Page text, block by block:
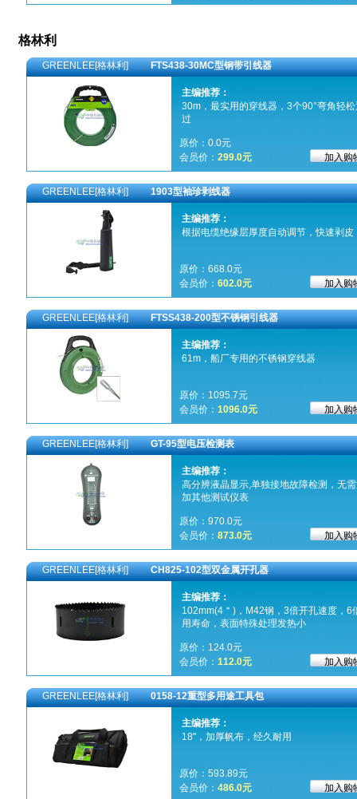
格林利
GREENLEE[格林利] FTS438-30MC型钢带引线器
主编推荐：
30m，最实用的穿线器，3个90°弯角轻
过
原价：0.0元
会员价： 299.0元
GREENLEE[格林利] 1903型袖珍剥线器
主编推荐：
根据电缆绝缘层厚度自动调节，快速剥皮
原价：668.0元
会员价： 602.0元
GREENLEE[格林利] FTSS438-200型不锈钢引线器
主编推荐：
61m，船厂专用的不锈钢穿线器
原价：1095.7元
会员价： 1096.0元
GREENLEE[格林利] GT-95型电压检测表
主编推荐：
高分辨液晶显示,单独接地故障检测，无
加其他测试仪表
原价：970.0元
会员价： 873.0元
GREENLEE[格林利] CH825-102型双金属开孔器
主编推荐：
102mm(4＂)，M42钢，3倍开孔速度，6
用寿命，表面特殊处理发热小
原价：124.0元
会员价： 112.0元
GREENLEE[格林利] 0158-12重型多用途工具包
主编推荐：
18"，加厚帆布，经久耐用
原价：593.89元
会员价： 486.0元